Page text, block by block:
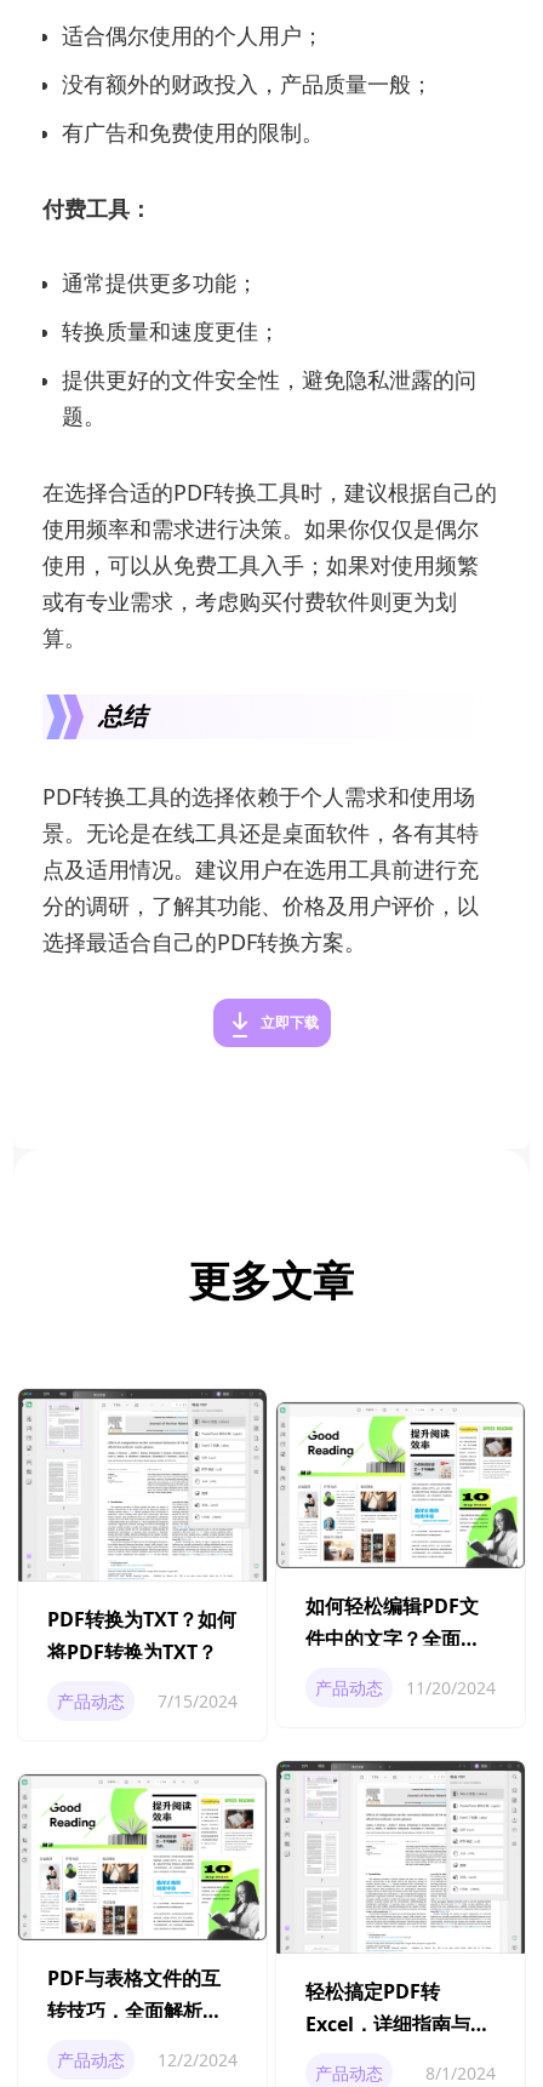
适合偶尔使用的个人用户；
没有额外的财政投入，产品质量一般；
有广告和免费使用的限制。
付费工具：
通常提供更多功能；
转换质量和速度更佳；
提供更好的文件安全性，避免隐私泄露的问
题。
在选择合适的PDF转换工具时，建议根据自己的
使用频率和需求进行决策。如果你仅仅是偶尔
使用，可以从免费工具入手；如果对使用频繁
或有专业需求，考虑购买付费软件则更为划
算。
总结
PDF转换工具的选择依赖于个人需求和使用场
景。无论是在线工具还是桌面软件，各有其特
点及适用情况。建议用户在选用工具前进行充
分的调研，了解其功能、价格及用户评价，以
选择最适合自己的PDF转换方案。
立即下载
更多文章
PDF转换为TXT？如何
将PDF转换为TXT？
产品动态 7/15/2024
如何轻松编辑PDF文
件中的文字？全面指
产品动态 11/20/2024
PDF与表格文件的互
转技巧，全面解析与
产品动态 12/2/2024
轻松搞定PDF转
Excel，详细指南与实
产品动态 8/1/2024